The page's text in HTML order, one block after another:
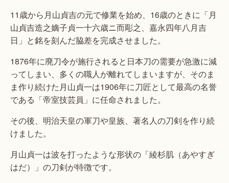
11歳から月山貞吉の元で修業を始め、16歳のときに「月
山貞吉造之嫡子貞一十六歳ニ而彫之、嘉永四年八月吉
日」と銘を刻んだ脇差を完成させました。
1876年に廃刀令が施行されると日本刀の需要が急激に減
ってしまい、多くの職人が離れてしまいますが、そのま
ま作り続けた月山貞一は1906年に刀匠として最高の名誉
である「帝室技芸員」に任命されました。
その後、明治天皇の軍刀や皇族、著名人の刀剣を作り続
けました。
月山貞一は波を打ったような形状の「綾杉肌（あやすぎ
はだ）」の刀剣が特徴です。